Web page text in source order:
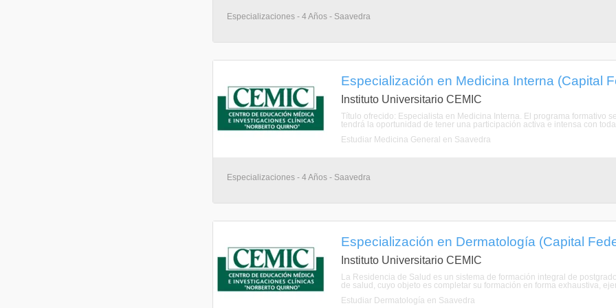
Especializaciones - 4 Años - Saavedra
Especialización en Medicina Interna (Capital
Instituto Universitario CEMIC
Título ofrecido: Especialista en Medicina Interna. El programa formativo
tendrá la oportunidad de tener una participación activa e intensa con
Estudiar Medicina General en Saavedra
Especializaciones - 4 Años - Saavedra
Especialización en Dermatología (Capital
Instituto Universitario CEMIC
La Residencia de Salud es un sistema de formación integral de
de salud, cuyo objeto es completar su formación en forma exhaustiva,
Estudiar Dermatología en Saavedra